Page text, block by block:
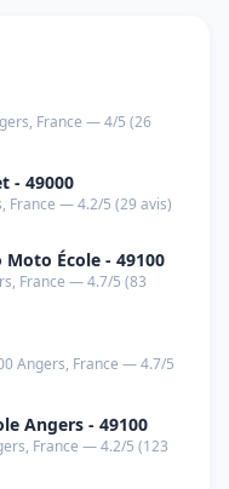
France — 4/5 (26
- 49000
France — 4.2/5 (29 avis)
École - 49100
France — 4.7/5 (83
Angers, France — 4.7/5
Angers - 49100
France — 4.2/5 (123